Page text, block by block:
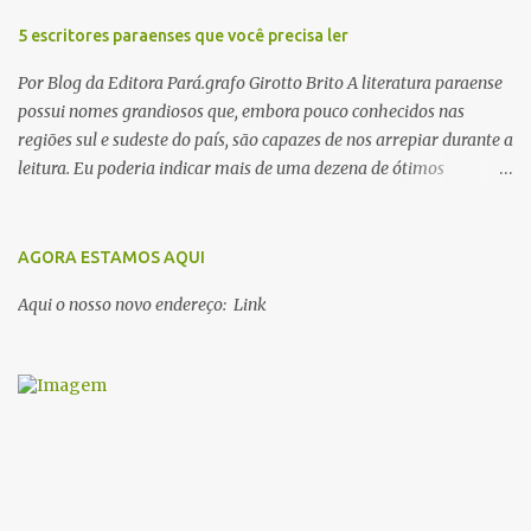
5 escritores paraenses que você precisa ler
Por Blog da Editora Pará.grafo Girotto Brito A literatura paraense
possui nomes grandiosos que, embora pouco conhecidos nas
regiões sul e sudeste do país, são capazes de nos arrepiar durante a
leitura. Eu poderia indicar mais de uma dezena de ótimos
1. Dalcídio Jurandir Nascido na cidade de Ponta de Pedras, Ilha do
dos quais 10 formam o chamado Ciclo do Extremo Norte -- uma
completar seus estudos na cidade grande. A série inicia com o livro
AGORA ESTAMOS AQUI
Aqui o nosso novo endereço: Link